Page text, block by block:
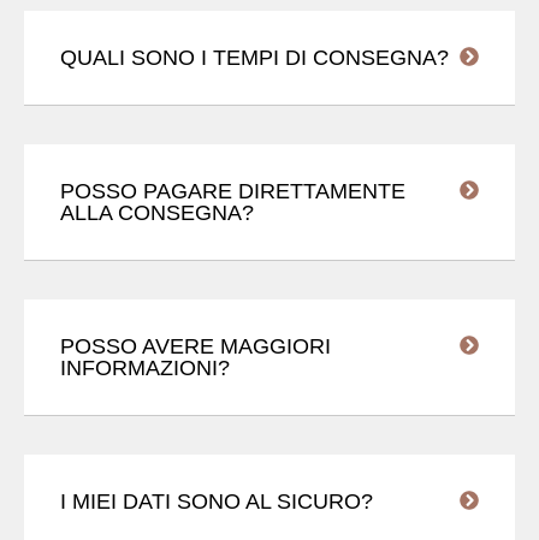
QUALI SONO I TEMPI DI CONSEGNA?
POSSO PAGARE DIRETTAMENTE
ALLA CONSEGNA?
POSSO AVERE MAGGIORI
INFORMAZIONI?
I MIEI DATI SONO AL SICURO?